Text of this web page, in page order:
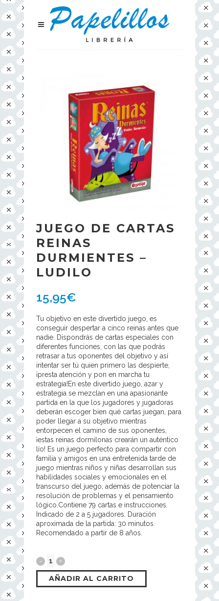
JUEGO DE CARTAS
REINAS
DURMIENTES –
LUDILO
15,95€
Tu objetivo en este divertido juego, es
conseguir despertar a cinco reinas antes que
nadie. Dispondrás de cartas especiales con
diferentes funciones, con las que podrás
retrasar a tus oponentes del objetivo y así
intentar ser tú quien primero las despierte,
¡presta atención y pon en marcha tu
estrategia!En este divertido juego, azar y
estrategia se mezclan en una apasionante
partida en la que los jugadores y jugadoras
deberán escoger bien qué cartas juegan, para
poder llegar a su objetivo mientras
entorpecen el camino de sus oponentes,
¡estas reinas dormilonas crearán un auténtico
lío! Es un juego perfecto para compartir con
familia y amigos en una entretenida tarde de
juego mientras niños y niñas desarrollan sus
habilidades sociales y emocionales en el
transcurso del juego, además de potenciar la
resolución de problemas y el pensamiento
lógico.Contiene 79 cartas e instrucciones.
Indicado de 2 a 5 jugadores. Duración
aproximada de la partida: 30 minutos.
Recomendado a partir de 8 años.
AÑADIR AL CARRITO